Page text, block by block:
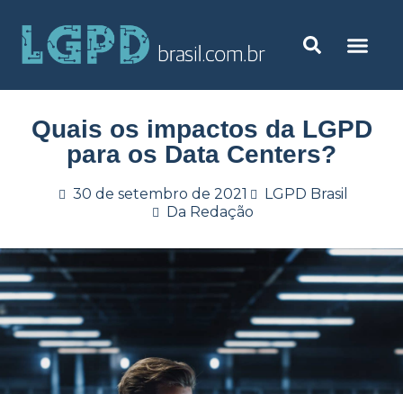
Quais os impactos da LGPD
para os Data Centers?
30 de setembro de 2021
LGPD Brasil
Da Redação